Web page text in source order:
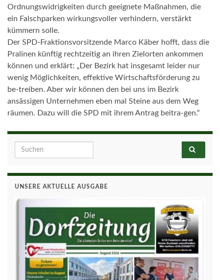
Ordnungswidrigkeiten durch geeignete Maßnahmen, die
ein Falschparken wirkungsvoller verhindern, verstärkt
kümmern solle.
Der SPD-Fraktionsvorsitzende Marco Käber hofft, dass die
Pralinen künftig rechtzeitig an ihren Zielorten ankommen
können und erklärt: „Der Bezirk hat insgesamt leider nur
wenig Möglichkeiten, effektive Wirtschaftsförderung zu
be-treiben. Aber wir können den bei uns im Bezirk
ansässigen Unternehmen eben mal Steine aus dem Weg
räumen. Dazu will die SPD mit ihrem Antrag beitra-gen.“
Search for:
UNSERE AKTUELLE AUSGABE